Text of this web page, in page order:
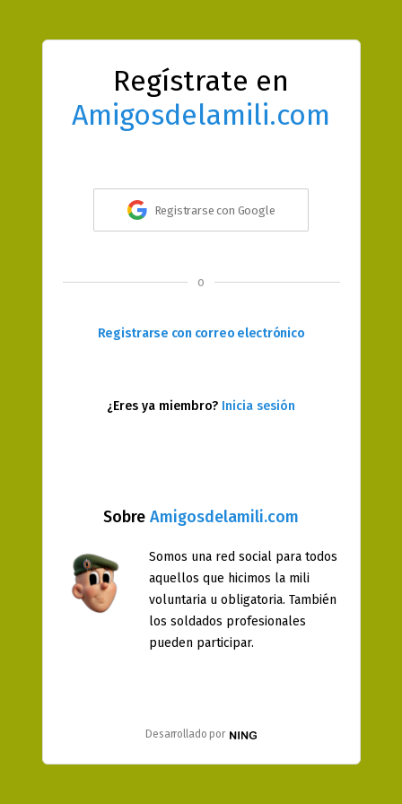
Regístrate en
Amigosdelamili.com
Sobre Amigosdelamili.com
Somos una red social para todos
aquellos que hicimos la mili
voluntaria u obligatoria. También
los soldados profesionales
pueden participar.
Desarrollado por
Registrarse con Google
o
Registrarse con correo electrónico
¿Eres ya miembro? Inicia sesión